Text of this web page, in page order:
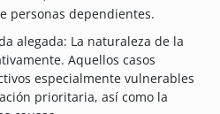
personas dependientes.
alegada: La naturaleza de la
Aquellos casos
especialmente vulnerables
prioritaria, así como la